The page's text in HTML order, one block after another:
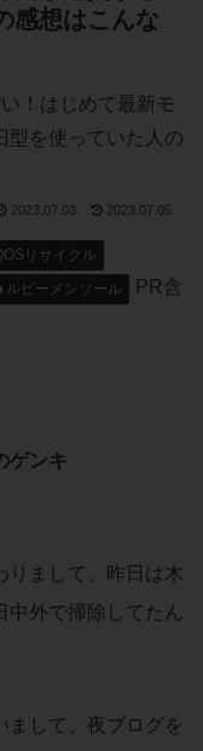
感想はこんな
2023.07.03 2023.07.05
リサイクル
ルビーメンソール
PR含
ゲンキ
りまして、昨日は木
中外で掃除してたん
まして、夜ブログを